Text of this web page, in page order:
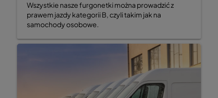
Wszystkie nasze furgonetki można prowadzić z
prawem jazdy kategorii B, czyli takim jak na
samochody osobowe.